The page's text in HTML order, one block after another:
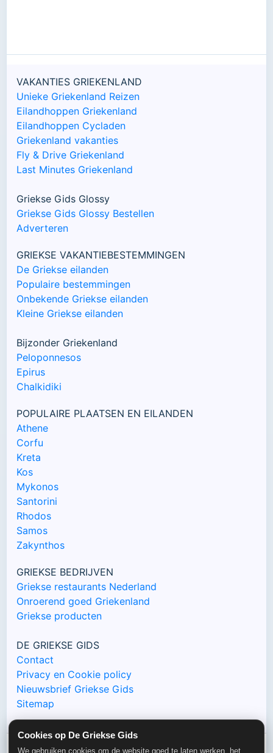
Cookies op De Griekse Gids
We gebruiken cookies om de website goed te laten werken, het
VAKANTIES GRIEKENLAND
Unieke Griekenland Reizen
Eilandhoppen Griekenland
Eilandhoppen Cycladen
Griekenland vakanties
Fly & Drive Griekenland
Last Minutes Griekenland
Griekse Gids Glossy
Griekse Gids Glossy Bestellen
Adverteren
GRIEKSE VAKANTIEBESTEMMINGEN
De Griekse eilanden
Populaire bestemmingen
Onbekende Griekse eilanden
Kleine Griekse eilanden
Bijzonder Griekenland
Peloponnesos
Epirus
Chalkidiki
POPULAIRE PLAATSEN EN EILANDEN
Athene
Corfu
Kreta
Kos
Mykonos
Santorini
Rhodos
Samos
Zakynthos
GRIEKSE BEDRIJVEN
Griekse restaurants Nederland
Onroerend goed Griekenland
Griekse producten
DE GRIEKSE GIDS
Contact
Privacy en Cookie policy
Nieuwsbrief Griekse Gids
Sitemap